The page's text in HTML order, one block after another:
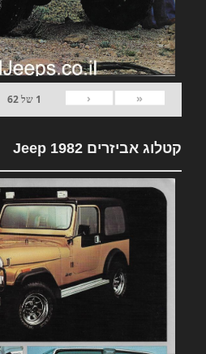
«
‹
1 של62
קטלוג אביזרים 1982 Jeep